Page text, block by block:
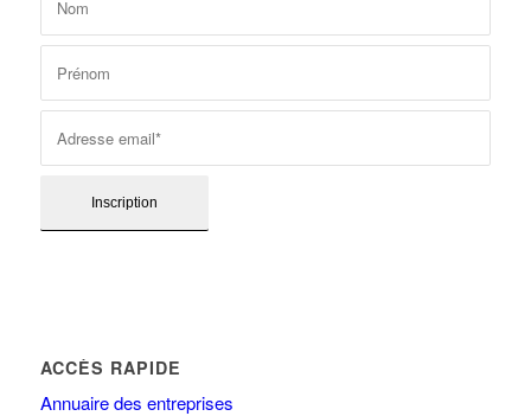
ACCÈS RAPIDE
Annuaire des entreprises